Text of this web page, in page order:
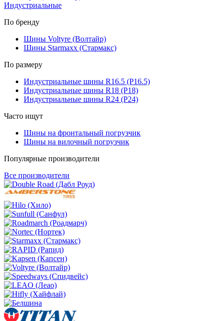
Индустриальные
По бренду
Шины Voltyre (Волтайр)
Шины Starmaxx (Стармакс)
По размеру
Индустриальные шины R16.5 (Р16.5)
Индустриальные шины R18 (Р18)
Индустриальные шины R24 (Р24)
Часто ищут
Шины на фронтальный погрузчик
Шины на вилочный погрузчик
Популярные производители
Все производители